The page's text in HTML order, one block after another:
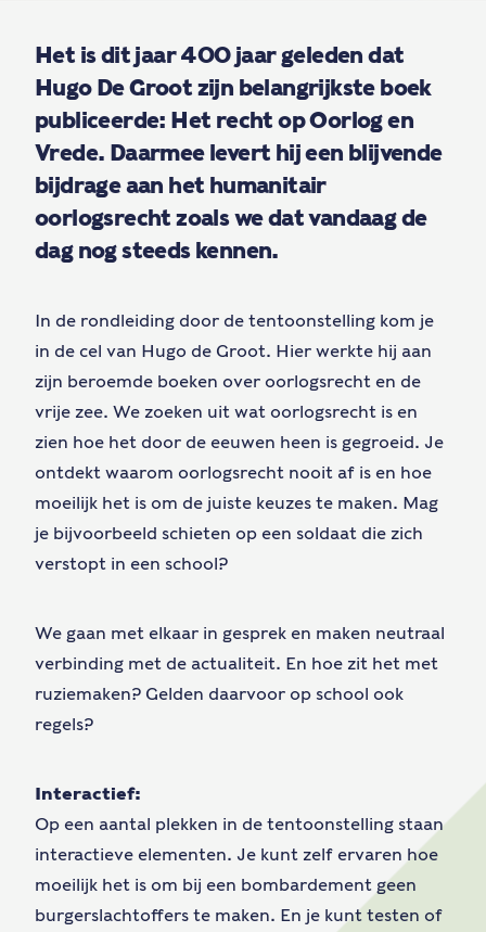
Het is dit jaar 400 jaar geleden dat
Hugo De Groot zijn belangrijkste boek
publiceerde: Het recht op Oorlog en
Vrede. Daarmee levert hij een blijvende
bijdrage aan het humanitair
oorlogsrecht zoals we dat vandaag de
dag nog steeds kennen.
In de rondleiding door de tentoonstelling kom je
in de cel van Hugo de Groot. Hier werkte hij aan
zijn beroemde boeken over oorlogsrecht en de
vrije zee. We zoeken uit wat oorlogsrecht is en
zien hoe het door de eeuwen heen is gegroeid. Je
ontdekt waarom oorlogsrecht nooit af is en hoe
moeilijk het is om de juiste keuzes te maken. Mag
je bijvoorbeeld schieten op een soldaat die zich
verstopt in een school?
We gaan met elkaar in gesprek en maken neutraal
verbinding met de actualiteit. En hoe zit het met
ruziemaken? Gelden daarvoor op school ook
regels?
Interactief:
Op een aantal plekken in de tentoonstelling staan
interactieve elementen. Je kunt zelf ervaren hoe
moeilijk het is om bij een bombardement geen
burgerslachtoffers te maken. En je kunt testen of